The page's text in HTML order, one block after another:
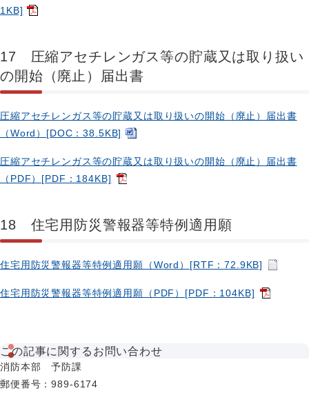
1KB]
17 圧縮アセチレンガス等の貯蔵又は取り扱い
の開始（廃止）届出書
圧縮アセチレンガス等の貯蔵又は取り扱いの開始（廃止）届出書
（Word）[DOC：38.5KB]
圧縮アセチレンガス等の貯蔵又は取り扱いの開始（廃止）届出書
（PDF）[PDF：184KB]
18 住宅用防災警報器等特例適用願
住宅用防災警報器等特例適用願（Word）[RTF：72.9KB]
住宅用防災警報器等特例適用願（PDF）[PDF：104KB]
この記事に関するお問い合わせ
消防本部 予防課
郵便番号 ：989-6174